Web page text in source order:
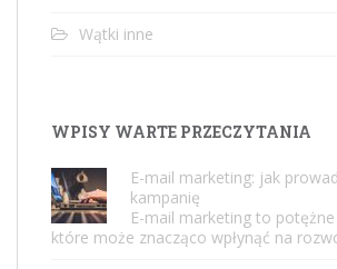
Wątki inne
WPISY WARTE PRZECZYTANIA
E-mail marketing: jak
kampanię
E-mail marketing to
które może znacząco wpłynąć na